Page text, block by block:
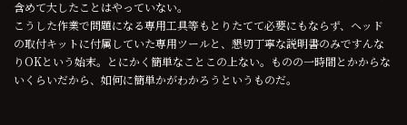
含めて大したことはやっていない。
こうした作業で問題になる専用工具等もとりたてて必要にもならず、ヘッド
の取付キットに付属していた専用ツールと、懇切丁寧な説明書のみですんな
りOKという始末。とにかく簡単なことこの上ない。ものの一時間とかからな
いくらいだから、如何に簡単かがわかろうというものだ。